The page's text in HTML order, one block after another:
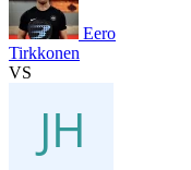
Eero
Tirkkonen
VS